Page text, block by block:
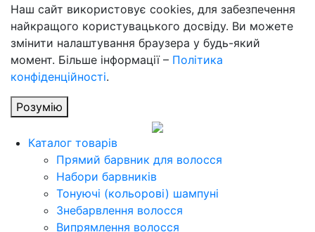
Наш сайт використовує cookies, для забезпечення
найкращого користувацького досвіду. Ви можете
змінити налаштування браузера у будь-який
момент. Більше інформації – Політика
конфіденційності.
Розумію
Каталог товарів
Прямий барвник для волосся
Набори барвників
Тонуючі (кольорові) шампуні
Знебарвлення волосся
Випрямлення волосся